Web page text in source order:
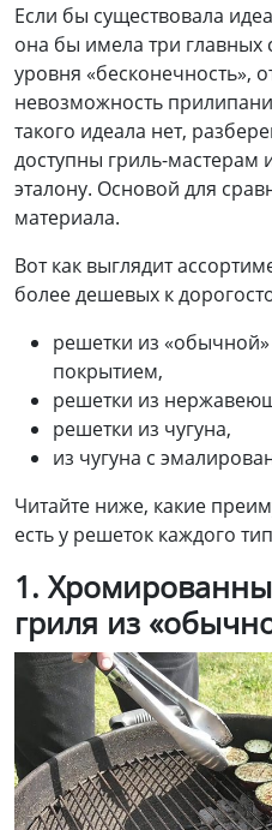
Если бы существовала
она бы имела три главных
уровня «бесконечность»,
невозможность
такого идеала нет,
доступны гриль-мастерам
эталону. Основой для
материала.
Вот как выглядит
более дешевых к
решетки из
покрытием,
решетки из
решетки из чугуна,
из чугуна с
Читайте ниже, какие
есть у решеток каждого
1.
гриля из